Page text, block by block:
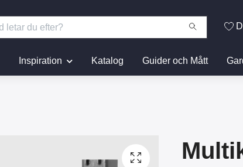
Inspiration Katalog Guider och Mått